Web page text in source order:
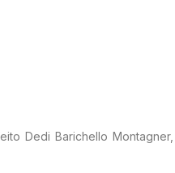
Dedi Barichello